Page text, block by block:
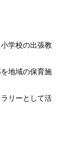
学校の出張教
地域の保育施
リーとして活